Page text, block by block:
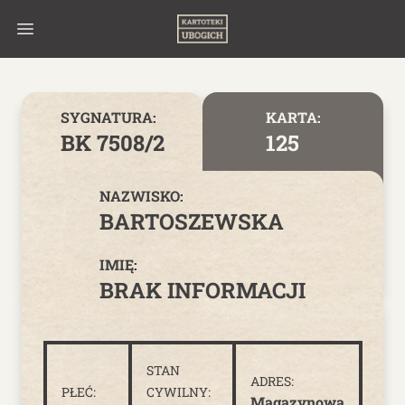
SYGNATURA:
BK 7508/2
KARTA:
125
NAZWISKO:
BARTOSZEWSKA
IMIĘ:
BRAK INFORMACJI
PŁEĆ:
STAN
CYWILNY:
ADRES: